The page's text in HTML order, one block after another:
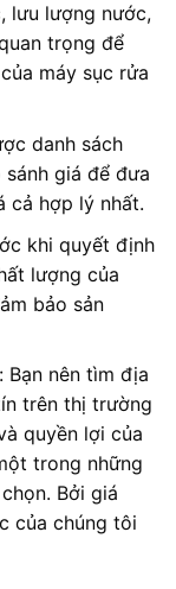
lưu lượng nước,
trọng để
máy sục rửa
danh sách
sánh giá để đưa
cả hợp lý nhất.
khi quyết định
lượng của
bảo sản
Bạn nên tìm địa
trên thị trường
quyền lợi của
trong những
Bởi giá
của chúng tôi